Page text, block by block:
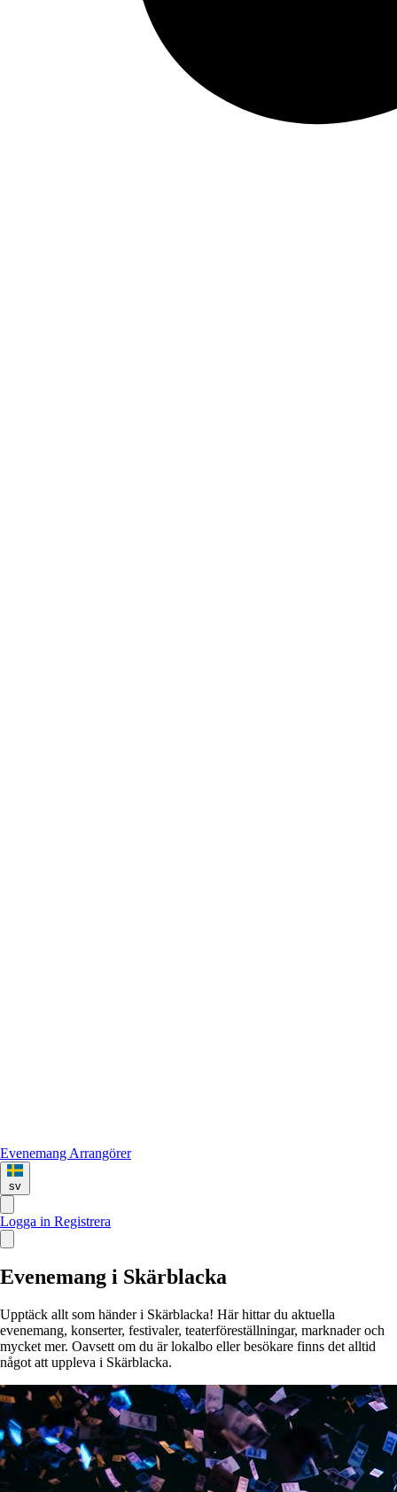
Evenemang Arrangörer
sv
Logga in Registrera
Evenemang i Skärblacka
Upptäck allt som händer i Skärblacka! Här hittar du aktuella
evenemang, konserter, festivaler, teaterföreställningar, marknader och
mycket mer. Oavsett om du är lokalbo eller besökare finns det alltid
något att uppleva i Skärblacka.